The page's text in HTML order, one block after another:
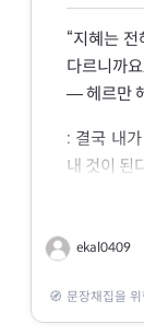
긴긴밤 - 제
문학동네
김소영 (지은
사계절
여행의 이
복복서가
“지혜는
다르니까요
— 헤르만
: 결국 내
내 것이 된
ekal0409
🧭 문장채집을